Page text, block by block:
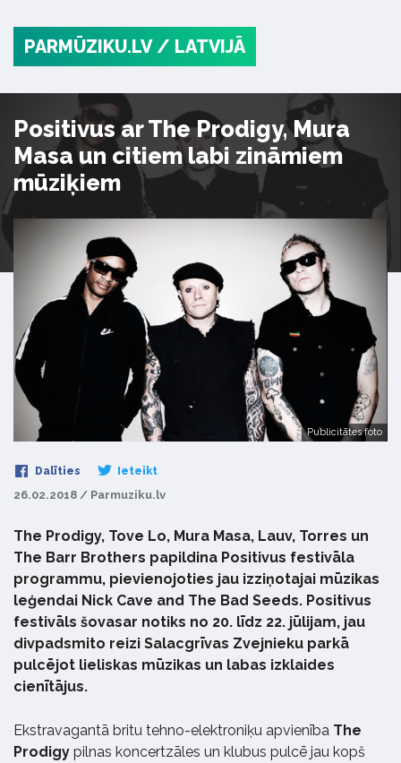
PARMŪZIKU.LV / LATVIJĀ
Positivus ar The Prodigy, Mura
Masa un citiem labi zināmiem
mūziķiem
Publicitātes foto
Dalīties Ieteikt
26.02.2018 / Parmuziku.lv
The Prodigy, Tove Lo, Mura Masa, Lauv, Torres un
The Barr Brothers papildina Positivus festivāla
programmu, pievienojoties jau izziņotajai mūzikas
leģendai Nick Cave and The Bad Seeds. Positivus
festivāls šovasar notiks no 20. līdz 22. jūlijam, jau
divpadsmito reizi Salacgrīvas Zvejnieku parkā
pulcējot lieliskas mūzikas un labas izklaides
cienītājus.
Ekstravagantā britu tehno-elektroniķu apvienība The
Prodigy pilnas koncertzāles un klubus pulcē jau kopš